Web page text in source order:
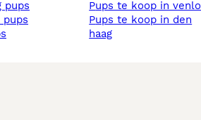
pups
pups
pups te koop in venlo
pups te koop in den
haag